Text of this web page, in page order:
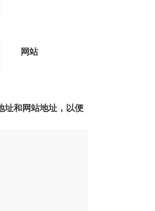
网站
址和网站地址，以便